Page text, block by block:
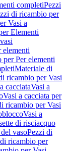
completiPezzi
di ricambio per
Vasi a
Elementi
elementi
Per elementi
Materiale di
ricambio per Vasi
cacciataVasi a
Vasi a cacciata per
ricambio per Vasi
Vasi a
di risciacquo
vasoPezzi di
ricambio per